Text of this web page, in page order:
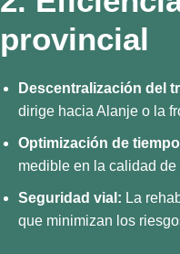
provincial
Descentralización del
dirige hacia Alanje o la
Optimización de
medible en la calidad
Seguridad vial: La
que minimizan los